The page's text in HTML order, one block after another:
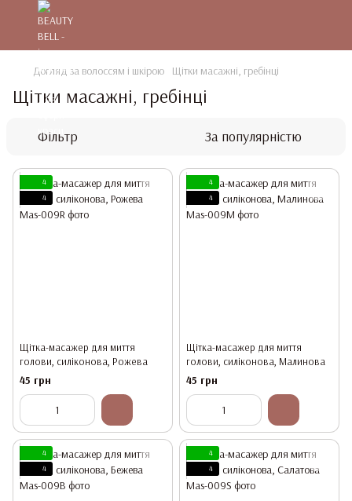
Догляд за волоссям і шкірою Щітки масажні, гребінці
Щітки масажні, гребінці
Фільтр За популярністю
4
4
Щітка-масажер для миття
голови, силіконова, Рожева
45 грн
4
4
Щітка-масажер для миття
голови, силіконова, Малинова
45 грн
4
4
4
4